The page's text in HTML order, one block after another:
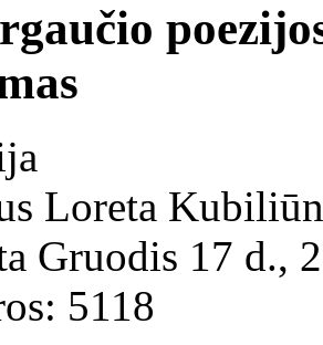
Loreta
Gruodis 17 d.,
5118